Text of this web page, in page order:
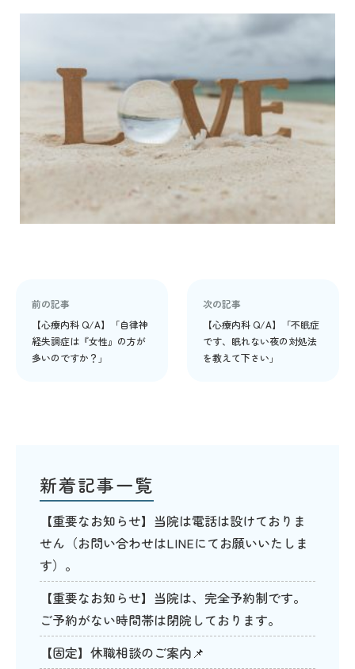
前の記事
【心療内科 Q/A】「自律神
経失調症は『女性』の方が
多いのですか？」
次の記事
【心療内科 Q/A】「不眠症
です、眠れない夜の対処法
を教えて下さい」
新着記事一覧
【重要なお知らせ】当院は電話は設けておりま
せん（お問い合わせはLINEにてお願いいたしま
す）。
【重要なお知らせ】当院は、完全予約制です。
ご予約がない時間帯は閉院しております。
【固定】休職相談のご案内📌